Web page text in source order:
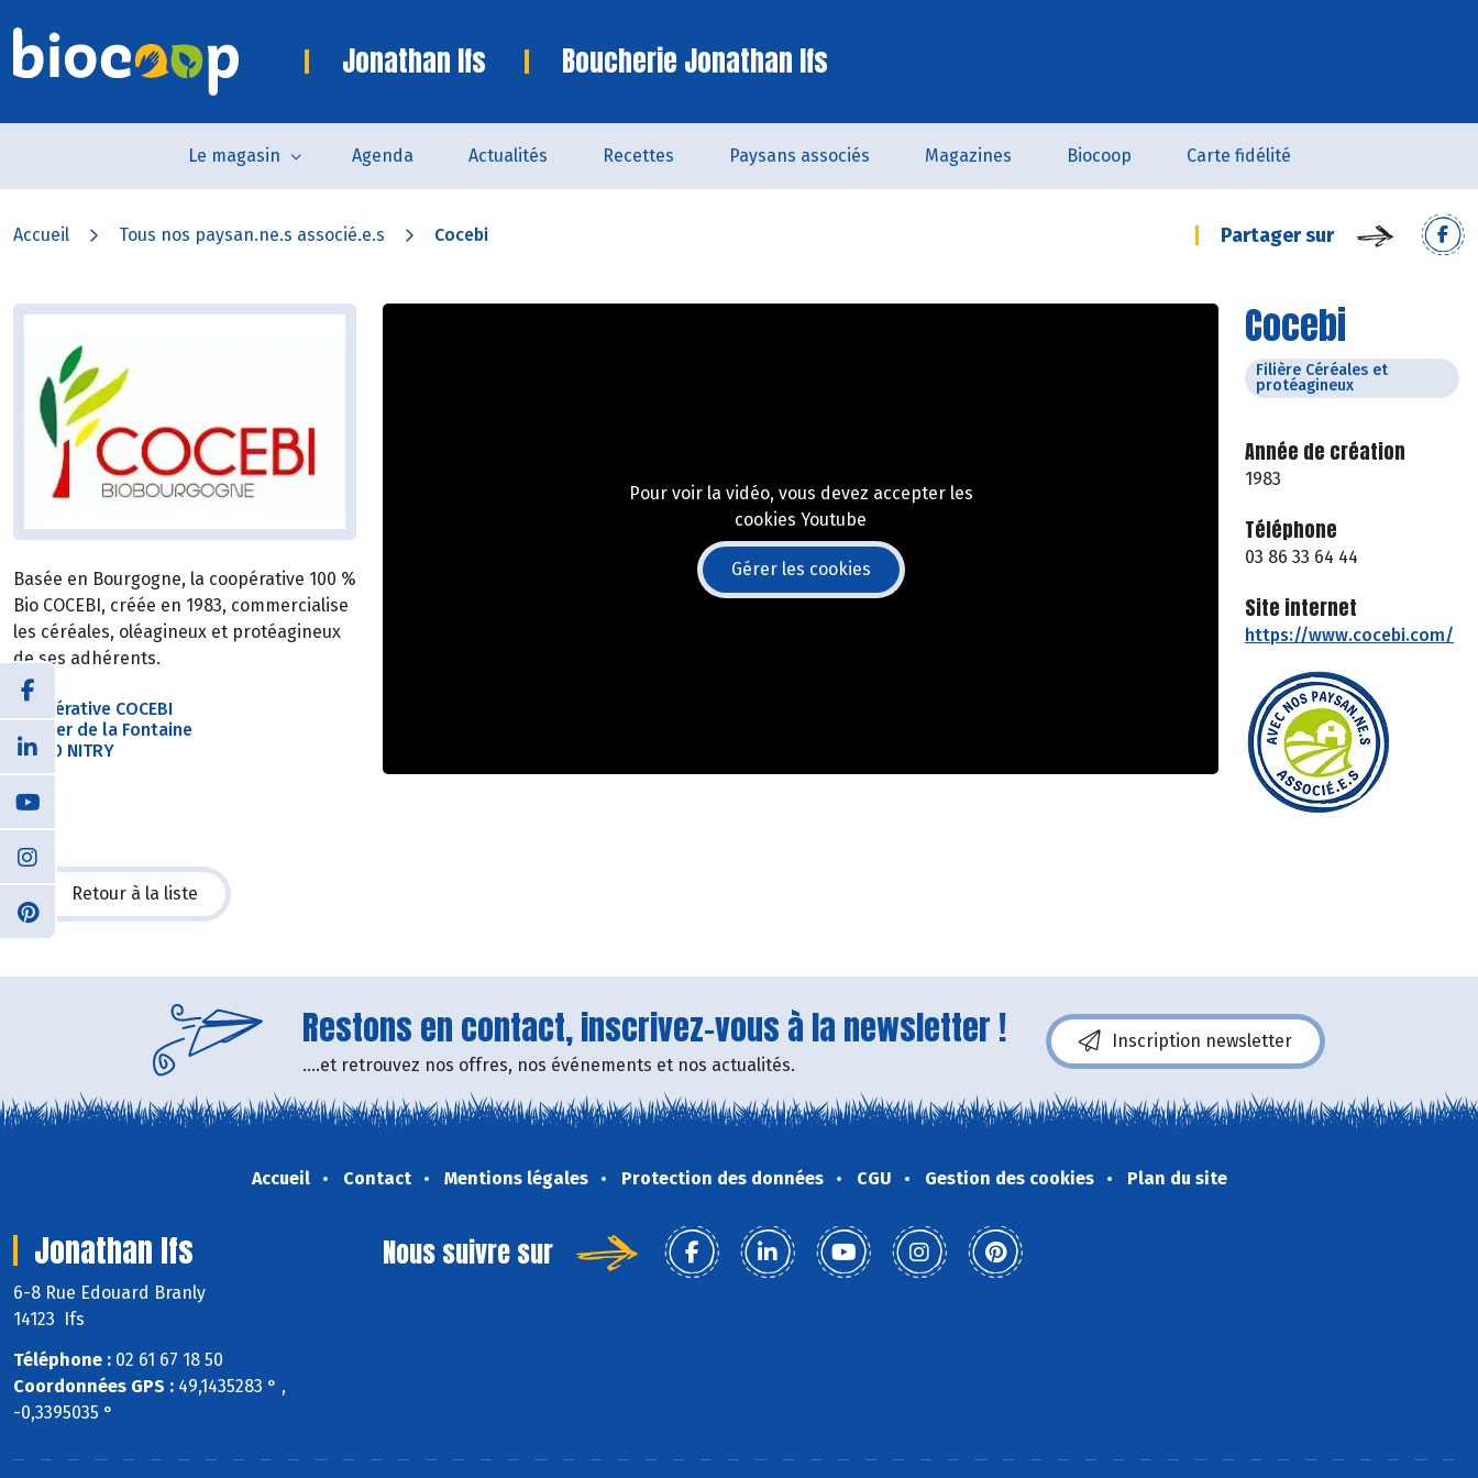
Jonathan Ifs Boucherie Jonathan Ifs
Le magasin Agenda Actualités Recettes Paysans associés Magazines Biocoop Carte fidélité
Accueil Tous nos paysan.ne.s associé.e.s Cocebi Partager sur
Cocebi
Filière Céréales et
protéagineux
Année de création
1983
Téléphone
03 86 33 64 44
Site internet
https://www.cocebi.com/
Basée en Bourgogne, la coopérative 100 %
Bio COCEBI, créée en 1983, commercialise
les céréales, oléagineux et protéagineux
de ses adhérents.
Coopérative COCEBI
Sentier de la Fontaine
89310 NITRY
Pour voir la vidéo, vous devez accepter les
cookies Youtube
Gérer les cookies
Retour à la liste
Restons en contact, inscrivez-vous à la newsletter !
....et retrouvez nos offres, nos événements et nos actualités.
Inscription newsletter
Accueil Contact Mentions légales Protection des données CGU Gestion des cookies Plan du site
Jonathan Ifs
6-8 Rue Edouard Branly
14123 Ifs
Téléphone : 02 61 67 18 50
Coordonnées GPS : 49,1435283 ° ,
-0,3395035 °
Nous suivre sur